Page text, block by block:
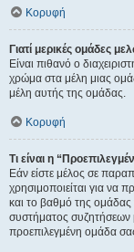
Κορυφή
Γιατί μερικές ομάδες
Είναι πιθανό ο
χρώμα στα μέλη μιας
μέλη αυτής της ομάδας.
Κορυφή
Τι είναι η
Εάν είστε μέλος σε
χρησιμοποιείται για να
και το βαθμό της ομάδας
συστήματος συζητήσεων
προεπιλεγμένη ομάδα